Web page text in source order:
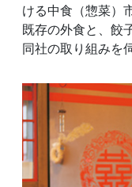
ける中食（惣菜）
既存の外食と、餃
同社の取り組みを